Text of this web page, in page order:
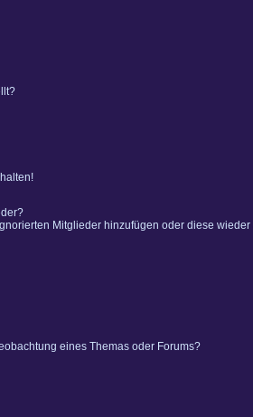
Mitglieder hinzufügen oder diese
eines Themas oder Forums?